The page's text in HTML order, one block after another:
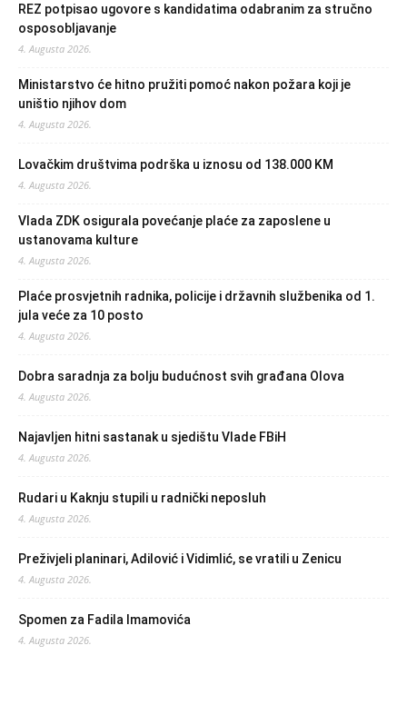
REZ potpisao ugovore s kandidatima odabranim za stručno
osposobljavanje
4. Augusta 2026.
Ministarstvo će hitno pružiti pomoć nakon požara koji je
uništio njihov dom
4. Augusta 2026.
Lovačkim društvima podrška u iznosu od 138.000 KM
4. Augusta 2026.
Vlada ZDK osigurala povećanje plaće za zaposlene u
ustanovama kulture
4. Augusta 2026.
Plaće prosvjetnih radnika, policije i državnih službenika od 1.
jula veće za 10 posto
4. Augusta 2026.
Dobra saradnja za bolju budućnost svih građana Olova
4. Augusta 2026.
Najavljen hitni sastanak u sjedištu Vlade FBiH
4. Augusta 2026.
Rudari u Kaknju stupili u radnički neposluh
4. Augusta 2026.
Preživjeli planinari, Adilović i Vidimlić, se vratili u Zenicu
4. Augusta 2026.
Spomen za Fadila Imamovića
4. Augusta 2026.